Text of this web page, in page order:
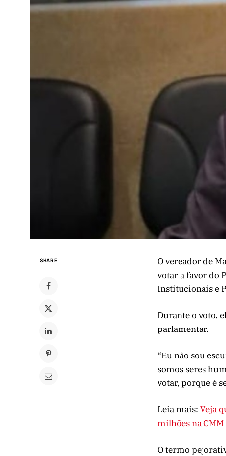
SHARE
O vereador de
votar a favor do
Institucionais e
Durante o voto.
parlamentar.
“Eu não sou
somos seres
votar, porque é
Leia mais: Veja
milhões na CMM
O termo